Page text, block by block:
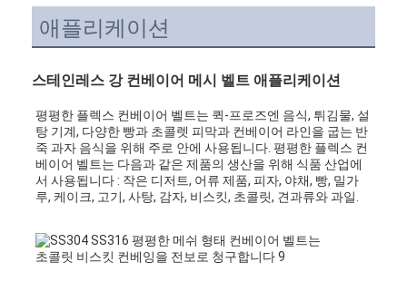
애플리케이션
스테인레스 강 컨베이어 메시 벨트 애플리케이션
평평한 플렉스 컨베이어 벨트는 퀵-프로즈엔 음식, 튀김물, 설
탕 기계, 다양한 빵과 초콜렛 피막과 컨베이어 라인을 굽는 반
죽 과자 음식을 위해 주로 안에 사용됩니다. 평평한 플렉스 컨
베이어 벨트는 다음과 같은 제품의 생산을 위해 식품 산업에
서 사용됩니다 : 작은 디저트, 어류 제품, 피자, 야채, 빵, 밀가
루, 케이크, 고기, 사탕, 감자, 비스킷, 초콜릿, 견과류와 과일.